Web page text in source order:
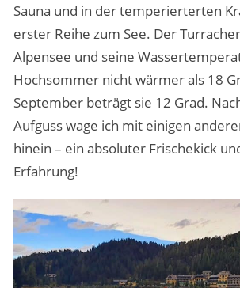
Sauna und in der temperierterten
erster Reihe zum See. Der
Alpensee und seine
Hochsommer nicht wärmer als 18
September beträgt sie 12 Grad.
Aufguss wage ich mit einigen
hinein – ein absoluter Frischekick
Erfahrung!